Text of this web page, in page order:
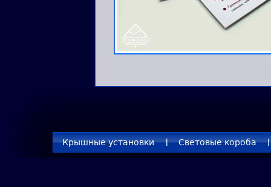
Крышные установки Световые короба